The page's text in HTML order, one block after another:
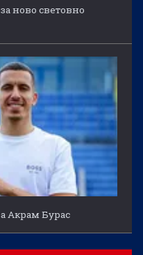
ново световно
Акрам Бурас